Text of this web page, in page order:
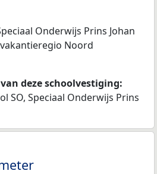
Onderwijs Prins Johan
Noord
deze schoolvestiging:
SO, Speciaal Onderwijs Prins